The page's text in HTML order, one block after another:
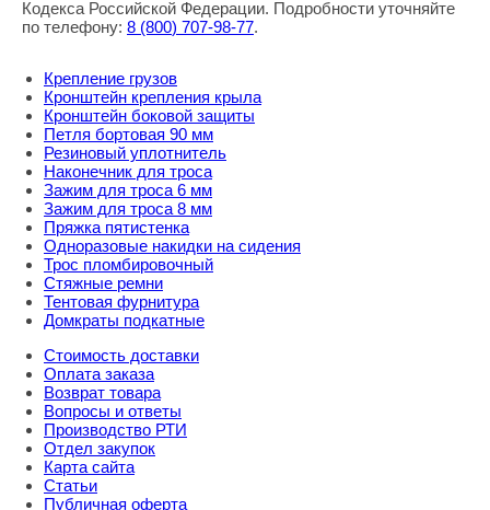
Кодекса Российской Федерации. Подробности уточняйте
по телефону: 8 (800) 707-98-77.
Крепление грузов
Кронштейн крепления крыла
Кронштейн боковой защиты
Петля бортовая 90 мм
Резиновый уплотнитель
Наконечник для троса
Зажим для троса 6 мм
Зажим для троса 8 мм
Пряжка пятистенка
Одноразовые накидки на сидения
Трос пломбировочный
Стяжные ремни
Тентовая фурнитура
Домкраты подкатные
Стоимость доставки
Оплата заказа
Возврат товара
Вопросы и ответы
Производство РТИ
Отдел закупок
Карта сайта
Статьи
Публичная оферта